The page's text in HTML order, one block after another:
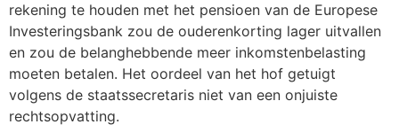
rekening te houden met het pensioen van de Europese
Investeringsbank zou de ouderenkorting lager uitvallen
en zou de belanghebbende meer inkomstenbelasting
moeten betalen. Het oordeel van het hof getuigt
volgens de staatssecretaris niet van een onjuiste
rechtsopvatting.